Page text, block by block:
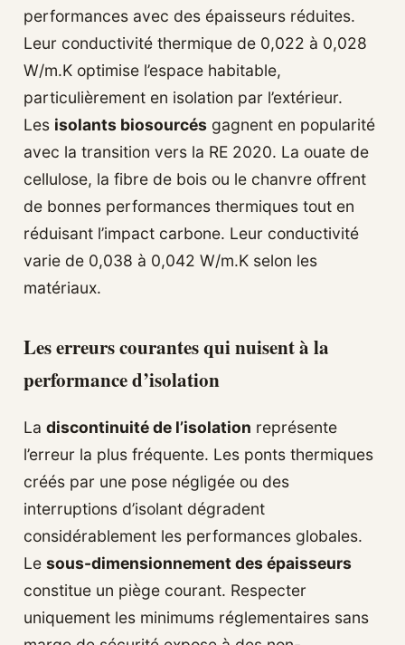
performances avec des épaisseurs réduites.
Leur conductivité thermique de 0,022 à 0,028
W/m.K optimise l’espace habitable,
particulièrement en isolation par l’extérieur.
Les isolants biosourcés gagnent en popularité
avec la transition vers la RE 2020. La ouate de
cellulose, la fibre de bois ou le chanvre offrent
de bonnes performances thermiques tout en
réduisant l’impact carbone. Leur conductivité
varie de 0,038 à 0,042 W/m.K selon les
matériaux.
Les erreurs courantes qui nuisent à la
performance d’isolation
La discontinuité de l’isolation représente
l’erreur la plus fréquente. Les ponts thermiques
créés par une pose négligée ou des
interruptions d’isolant dégradent
considérablement les performances globales.
Le sous-dimensionnement des épaisseurs
constitue un piège courant. Respecter
uniquement les minimums réglementaires sans